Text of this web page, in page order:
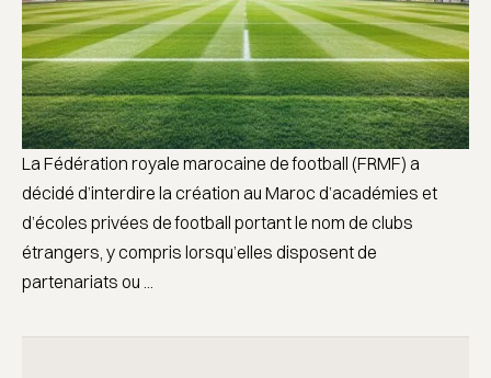
La Fédération royale marocaine de football (FRMF) a
décidé d’interdire la création au Maroc d’académies et
d’écoles privées de football portant le nom de clubs
étrangers, y compris lorsqu’elles disposent de
partenariats ou ...